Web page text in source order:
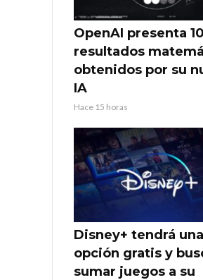
OpenAI presenta 10
resultados
obtenidos por su
IA
Hace 15 horas
Disney+ tendrá una
opción gratis y
sumar juegos a su